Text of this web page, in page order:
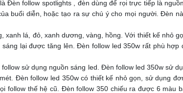
Đèn follow spotlights , đèn dùng để rọi trực tiếp là
buổi diễn, hoặc tạo ra sự chú ý cho mọi người. Đèn
xanh lá, đỏ, xanh dương, vàng, hồng. Với thiết kế nhỏ
lại được tăng lên. Đèn follow led 350w rất phù hợp
sử dụng nguồn sáng led. Đèn follow led 350w sử
Đèn follow led 350w có thiết kế nhỏ gọn, sử dụng
follow thế hệ cũ. Đèn follow 350 chiếu ra được 6 màu